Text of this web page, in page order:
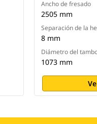
Ancho de fresado
2505 mm
Separación de la
8 mm
Diámetro del
1073 mm